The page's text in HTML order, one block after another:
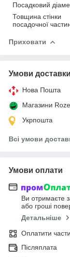
Посадковий
Товщина стінки
посадочної
Приховати
Умови доставки
Нова Пошта
Магазини
Укрпошта
Всі умови
Умови оплати
Ви отримаєте
або гроші
Детальніше
Оплатити
Післяплата